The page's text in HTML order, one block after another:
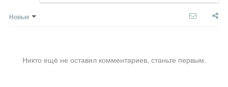
Новые
Никто ещё не оставил комментариев, станьте первым.